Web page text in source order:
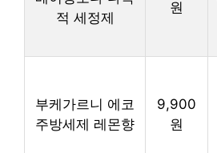
적 세정제
원
부케가르니 에코
주방세제 레몬향
9,900
원